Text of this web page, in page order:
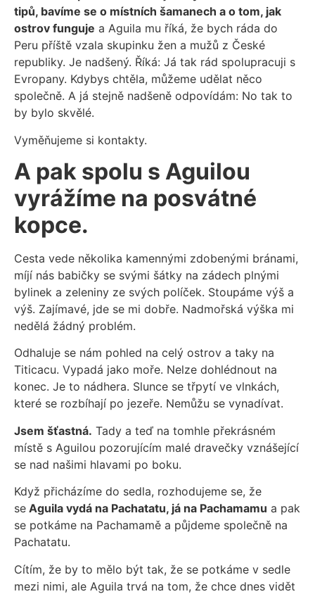
tipů, bavíme se o místních šamanech a o tom, jak
ostrov funguje a Aguila mu říká, že bych ráda do
Peru příště vzala skupinku žen a mužů z České
republiky. Je nadšený. Říká: Já tak rád spolupracuji s
Evropany. Kdybys chtěla, můžeme udělat něco
společně. A já stejně nadšeně odpovídám: No tak to
by bylo skvělé.
Vyměňujeme si kontakty.
A pak spolu s Aguilou
vyrážíme na posvátné
kopce.
Cesta vede několika kamennými zdobenými bránami,
míjí nás babičky se svými šátky na zádech plnými
bylinek a zeleniny ze svých políček. Stoupáme výš a
výš. Zajímavé, jde se mi dobře. Nadmořská výška mi
nedělá žádný problém.
Odhaluje se nám pohled na celý ostrov a taky na
Titicacu. Vypadá jako moře. Nelze dohlédnout na
konec. Je to nádhera. Slunce se třpytí ve vlnkách,
které se rozbíhají po jezeře. Nemůžu se vynadívat.
Jsem šťastná. Tady a teď na tomhle překrásném
místě s Aguilou pozorujícím malé dravečky vznášející
se nad našimi hlavami po boku.
Když přicházíme do sedla, rozhodujeme se, že
se Aguila vydá na Pachatatu, já na Pachamamu a pak
se potkáme na Pachamamě a půjdeme společně na
Pachatatu.
Cítím, že by to mělo být tak, že se potkáme v sedle
mezi nimi, ale Aguila trvá na tom, že chce dnes vidět